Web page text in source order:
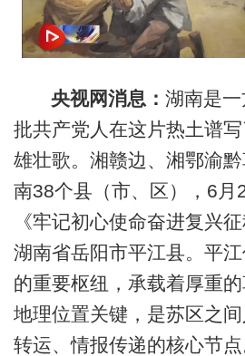
央视网消息： 湖南是
批共产党人在这片热土谱
雄壮歌。湘赣边、湘鄂渝
南38个县（市、区），6月
《牢记初心使命奋进复兴
湖南省岳阳市‌平江县。平
的重要枢纽，承载着厚重
地理位置关键，是苏区之
转运、情报传递的核心节